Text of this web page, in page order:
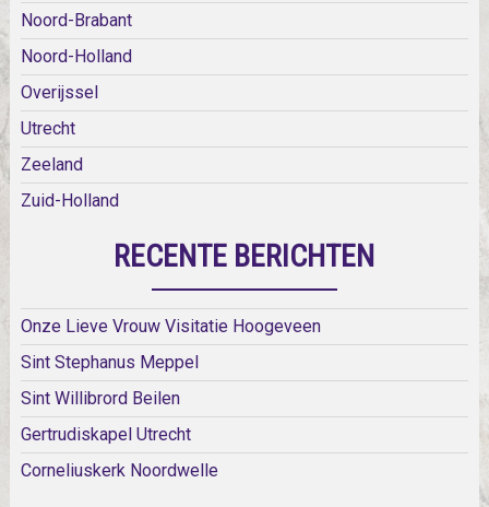
Noord-Brabant
Noord-Holland
Overijssel
Utrecht
Zeeland
Zuid-Holland
RECENTE BERICHTEN
Onze Lieve Vrouw Visitatie Hoogeveen
Sint Stephanus Meppel
Sint Willibrord Beilen
Gertrudiskapel Utrecht
Corneliuskerk Noordwelle